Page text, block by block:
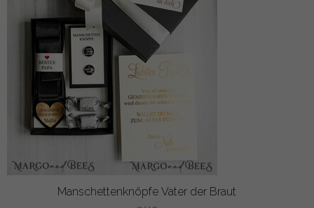
Manschettenknöpfe Vater der Braut